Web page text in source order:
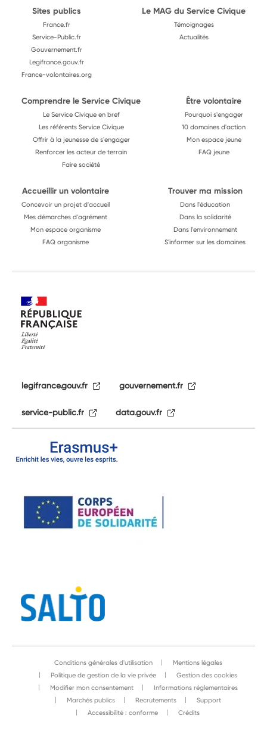
Sites publics
France.fr
Service-Public.fr
Gouvernement.fr
Legifrance.gouv.fr
France-volontaires.org
Le MAG du Service Civique
Témoignages
Actualités
Comprendre le Service Civique
Le Service Civique en bref
Les référents Service Civique
Offrir à la jeunesse de s'engager
Renforcer les acteur de terrain
Faire société
Être volontaire
Pourquoi s'engager
10 domaines d'action
Mon espace jeune
FAQ jeune
Accueillir un volontaire
Concevoir un projet d'accueil
Mes démarches d'agrément
Mon espace organisme
FAQ organisme
Trouver ma mission
Dans l'éducation
Dans la solidarité
Dans l'environnement
S'informer sur les domaines
legifrance.gouv.fr gouvernement.fr
service-public.fr data.gouv.fr
Conditions générales d'utilisation
Mentions légales
Politique de gestion de la vie privée
Gestion des cookies
Modifier mon consentement
Informations réglementaires
Marchés publics
Recrutements
Support
Accessibilité : conforme
Crédits